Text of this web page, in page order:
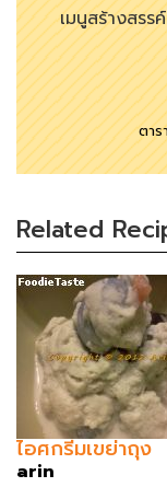
เมนูสร้างสรรค์
ตา
Related
ไอศกรีมเขย่าถุง
arin